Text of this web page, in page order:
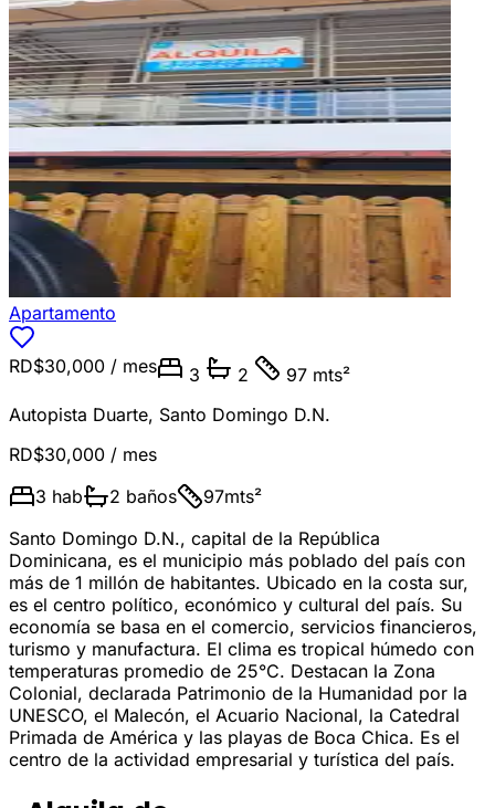
Apartamento
RD$30,000 / mes 3 2
97 mts²
Autopista Duarte, Santo Domingo D.N.
RD$30,000 / mes
3 hab 2 baños 97mts²
Santo Domingo D.N., capital de la República
Dominicana, es el municipio más poblado del país con
más de 1 millón de habitantes. Ubicado en la costa sur,
es el centro político, económico y cultural del país. Su
economía se basa en el comercio, servicios financieros,
turismo y manufactura. El clima es tropical húmedo con
temperaturas promedio de 25°C. Destacan la Zona
Colonial, declarada Patrimonio de la Humanidad por la
UNESCO, el Malecón, el Acuario Nacional, la Catedral
Primada de América y las playas de Boca Chica. Es el
centro de la actividad empresarial y turística del país.